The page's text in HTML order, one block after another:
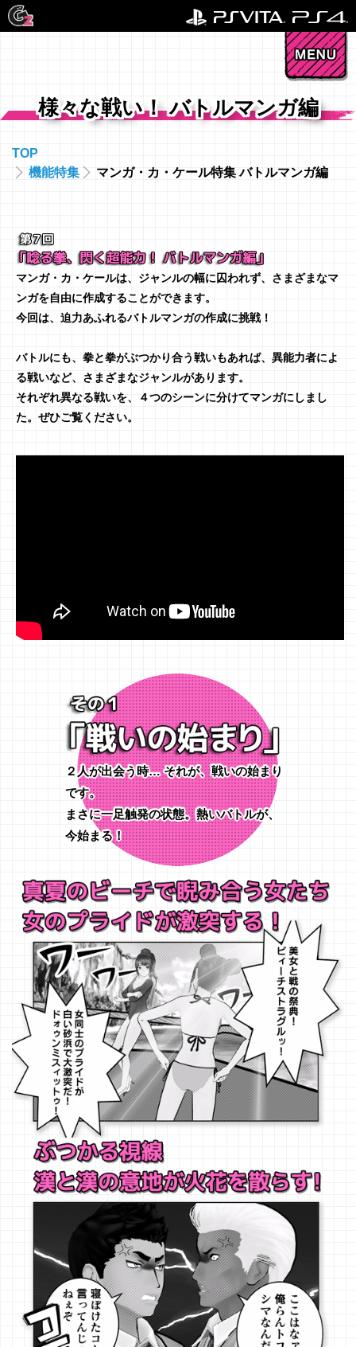
様々な戦い！ バトルマンガ編
TOP
機能特集
マンガ・カ・ケール特集 バトルマンガ編
マンガ・カ・ケールは、ジャンルの幅に囚われず、さまざまなマ
ンガを自由に作成することができます。
今回は、迫力あふれるバトルマンガの作成に挑戦！
バトルにも、拳と拳がぶつかり合う戦いもあれば、異能力者によ
る戦いなど、さまざまなジャンルがあります。
それぞれ異なる戦いを、４つのシーンに分けてマンガにしまし
た。ぜひご覧ください。
２人が出会う時… それが、戦いの始まり
です。
まさに一足触発の状態。熱いバトルが、
今始まる！